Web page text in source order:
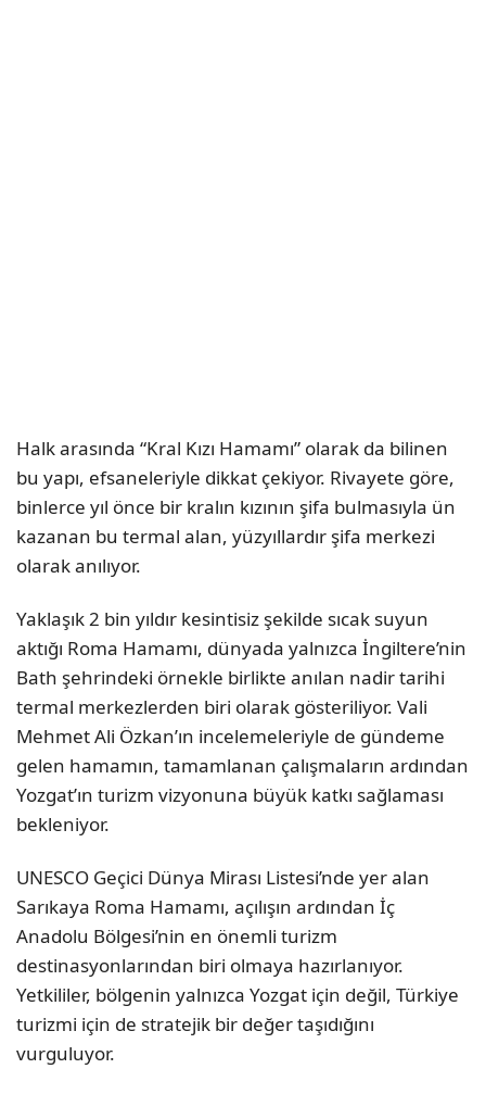
Halk arasında “Kral Kızı Hamamı” olarak da bilinen
bu yapı, efsaneleriyle dikkat çekiyor. Rivayete göre,
binlerce yıl önce bir kralın kızının şifa bulmasıyla ün
kazanan bu termal alan, yüzyıllardır şifa merkezi
olarak anılıyor.
Yaklaşık 2 bin yıldır kesintisiz şekilde sıcak suyun
aktığı Roma Hamamı, dünyada yalnızca İngiltere’nin
Bath şehrindeki örnekle birlikte anılan nadir tarihi
termal merkezlerden biri olarak gösteriliyor. Vali
Mehmet Ali Özkan’ın incelemeleriyle de gündeme
gelen hamamın, tamamlanan çalışmaların ardından
Yozgat’ın turizm vizyonuna büyük katkı sağlaması
bekleniyor.
UNESCO Geçici Dünya Mirası Listesi’nde yer alan
Sarıkaya Roma Hamamı, açılışın ardından İç
Anadolu Bölgesi’nin en önemli turizm
destinasyonlarından biri olmaya hazırlanıyor.
Yetkililer, bölgenin yalnızca Yozgat için değil, Türkiye
turizmi için de stratejik bir değer taşıdığını
vurguluyor.